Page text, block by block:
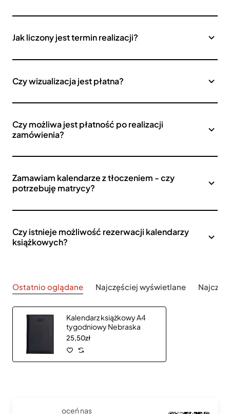
Jak liczony jest termin realizacji?
Czy wizualizacja jest płatna?
Czy możliwa jest płatność po realizacji
zamówienia?
Zamawiam kalendarze z tłoczeniem - czy
potrzebuję matrycy?
Czy istnieje możliwość rezerwacji kalendarzy
książkowych?
Ostatnio oglądane Najczęściej wyświetlane
Kalendarz książkowy A4
tygodniowy Nebraska
25,50zł
oceń nas